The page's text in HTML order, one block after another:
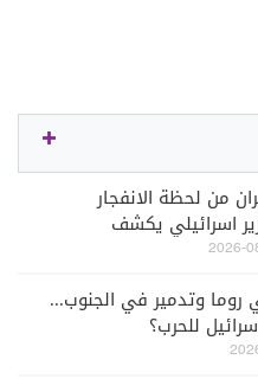
من لحظة الانفجار
اسرائيلي يكشف
وتدمير في الجنوب...
للحرب؟